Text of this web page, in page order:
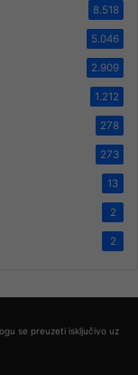
8.518
5.046
2.909
1.212
278
273
13
2
2
se preuzeti isključivo uz